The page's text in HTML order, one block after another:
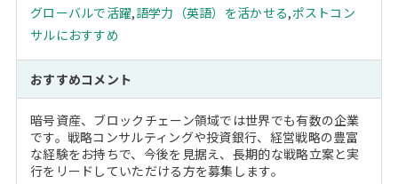
グローバルで活躍,語学力（英語）を活かせる,ポストコン
サルにおすすめ
おすすめコメント
暗号資産、ブロックチェーン領域では世界でも有数の企業
です。戦略コンサルティングや投資銀行、経営戦略の豊富
な経験をお持ちで、今後を見据え、長期的な戦略立案と実
行をリードしていただける方を募集します。